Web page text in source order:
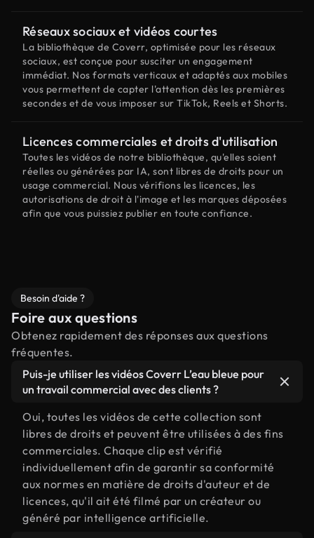
Réseaux sociaux et vidéos courtes
La bibliothèque de Coverr, optimisée pour les réseaux
sociaux, est conçue pour susciter un engagement
immédiat. Nos formats verticaux et adaptés aux mobiles
vous permettent de capter l'attention dès les premières
secondes et de vous imposer sur TikTok, Reels et Shorts.
Licences commerciales et droits d'utilisation
Toutes les vidéos de notre bibliothèque, qu'elles soient
réelles ou générées par IA, sont libres de droits pour un
usage commercial. Nous vérifions les licences, les
autorisations de droit à l'image et les marques déposées
afin que vous puissiez publier en toute confiance.
Besoin d'aide ?
Foire aux questions
Obtenez rapidement des réponses aux questions
fréquentes.
Puis-je utiliser les vidéos Coverr L’eau bleue pour
un travail commercial avec des clients ?
Oui, toutes les vidéos de cette collection sont
libres de droits et peuvent être utilisées à des fins
commerciales. Chaque clip est vérifié
individuellement afin de garantir sa conformité
aux normes en matière de droits d'auteur et de
licences, qu'il ait été filmé par un créateur ou
généré par intelligence artificielle.